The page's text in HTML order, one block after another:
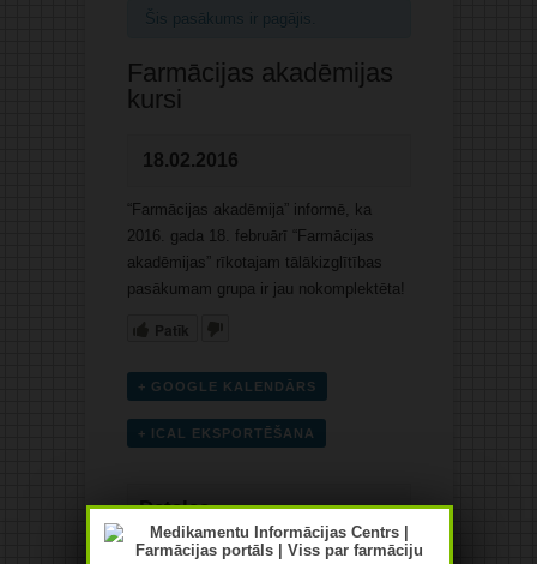
Šis pasākums ir pagājis.
Farmācijas akadēmijas
kursi
18.02.2016
“Farmācijas akadēmija” informē, ka
2016. gada 18. februārī “Farmācijas
akadēmijas” rīkotajam tālākizglītības
pasākumam grupa ir jau nokomplektēta!
Patīk
+ GOOGLE KALENDĀRS
+ ICAL EKSPORTĒŠANA
Detaļas
Datums: